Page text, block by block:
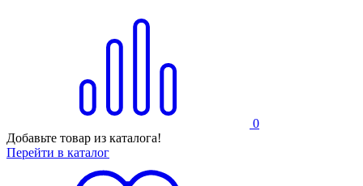
0
Добавьте товар из каталога!
Перейти в каталог